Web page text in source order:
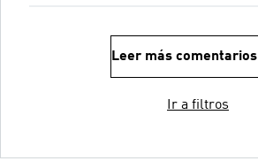
Leer más comentarios
Ir a filtros